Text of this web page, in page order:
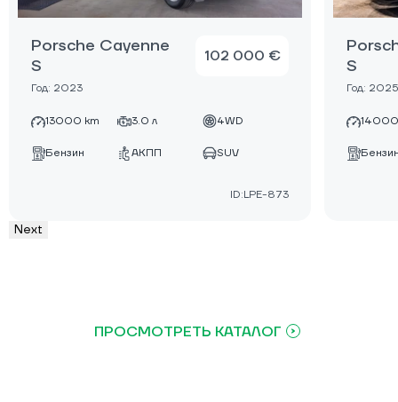
Porsche Cayenne
S
Год: 2023
102 000 €
13000 km 3.0 л 4WD
Бензин АКПП SUV
ID:LPE-873
S
Год: 2025
Next
ПРОСМОТРЕТЬ КАТАЛОГ